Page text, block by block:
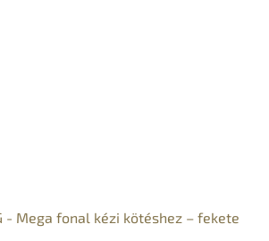
- Mega fonal kézi kötéshez – fekete